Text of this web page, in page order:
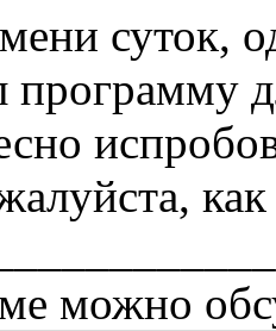
суток,
программу
можно